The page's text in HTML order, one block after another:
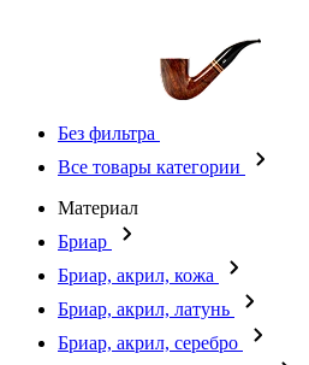
Без фильтра
Все товары категории
Материал
Бриар
Бриар, акрил, кожа
Бриар, акрил, латунь
Бриар, акрил, серебро